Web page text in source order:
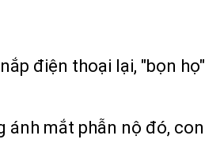
điện thoại lại, "bọn
ánh mắt phẫn nộ đó,